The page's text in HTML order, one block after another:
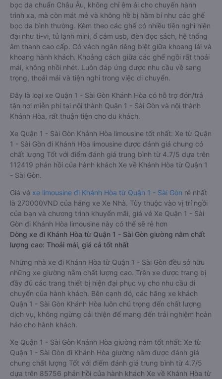
bọc da chuẩn Châu Âu, không chỉ êm ái cho chuyến hành
trình xa, mà còn mát mẻ và không hề bị hầm bí như các ghế
bọc da bình thường. Kèm theo các ghế có nhiều tiện nghi hiện
đại như ti-vi, tủ lạnh mini, ổ cắm usb, đèn đọc sách, hệ thống
âm thanh cao cấp. Có vách ngăn riêng biệt giữa khoang lái và
khoang hành khách. Khoảng cách giữa các ghế ngồi rất thoải
mái, không nhồi nhét. Luôn đáp ứng được nhu cầu về sang
trọng, thoải mái và tiện nghi trong việc di chuyển.
Đây là loại xe Quận 1 - Sài Gòn Khánh Hòa có hỗ trợ đón/trả
tận nơi miễn phí tại nội thành Quận 1 - Sài Gòn và nội thành
Khánh Hòa, rất thuận tiện cho du khách.
Xe Quận 1 - Sài Gòn Khánh Hòa limousine tốt nhất: Xe từ Quận
1 - Sài Gòn đi Khánh Hòa limousine được đánh giá chung có
chất lượng Tốt với điểm đánh giá trung bình từ 4.7/5 dựa trên
112419 phản hồi của hành khách Xe về Khánh Hòa từ Quận 1
- Sài Gòn.
Giá vé xe limousine đi Khánh Hòa từ Quận 1 - Sài Gòn rẻ nhất
là 270000VND của hãng xe Xe Nhà. Tùy thuộc vào vị trí ngồi
của bạn và chương trình khuyến mãi, giá vé Xe Quận 1 - Sài
Gòn đi Khánh Hòa limousine này có thể sẽ rẻ hơn
Dòng xe đi Khánh Hòa từ Quận 1 - Sài Gòn giường nằm chất
lượng cao: Thoải mái, giá cả tốt nhất
Những nhà xe đi Khánh Hòa từ Quận 1 - Sài Gòn đều sở hữu
những xe giường nằm chất lượng cao. Trên xe được trang bị
đầy đủ các trang thiết bị hiện đại phục vụ cho nhu cầu di
chuyển của hành khách. Bên cạnh đó, các hãng xe khách
Quận 1 - Sài Gòn Khánh Hòa luôn chú trọng đến chất lượng
dịch vụ, không ngừng cải thiện để mang đến trải nghiệm hoàn
hảo cho hành khách.
Xe Quận 1 - Sài Gòn Khánh Hòa giường nằm tốt nhất: Xe từ
Quận 1 - Sài Gòn đi Khánh Hòa giường nằm được đánh giá
chung chất lượng Tốt với điểm đánh giá trung bình từ 4.7/5
dựa trên 85756 phản hồi của hành khách Xe về Khánh Hòa từ